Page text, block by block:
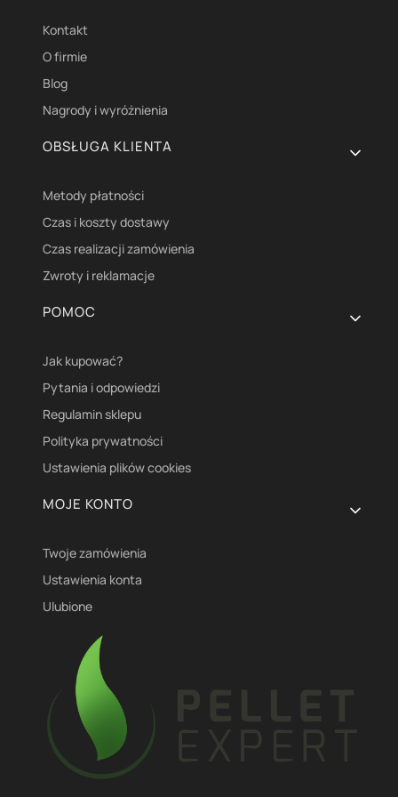
Kontakt
O firmie
Blog
Nagrody i wyróżnienia
OBSŁUGA KLIENTA
Metody płatności
Czas i koszty dostawy
Czas realizacji zamówienia
Zwroty i reklamacje
POMOC
Jak kupować?
Pytania i odpowiedzi
Regulamin sklepu
Polityka prywatności
Ustawienia plików cookies
MOJE KONTO
Twoje zamówienia
Ustawienia konta
Ulubione